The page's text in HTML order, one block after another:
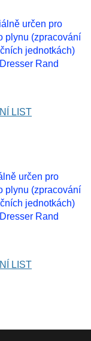
určen pro
plynu (zpracování
jednotkách)
Rand
LIST
určen pro
plynu (zpracování
jednotkách)
Rand
LIST